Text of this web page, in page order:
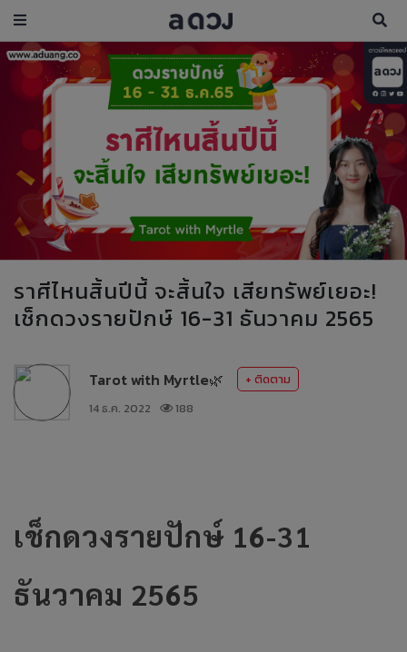
ราศีไหนสิ้นปีนี้ จะสิ้นใจ เสียทรัพย์เยอะ!
เช็กดวงรายปักษ์ 16-31 ธันวาคม 2565
Tarot with Myrtle🌿
+ ติดตาม
14 ธ.ค. 2022
188
เช็กดวงรายปักษ์ 16-31
ธันวาคม 2565